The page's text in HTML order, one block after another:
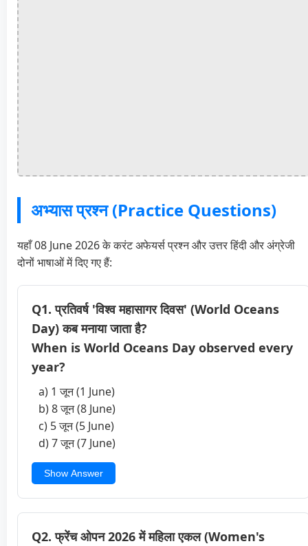
अभ्यास प्रश्न (Practice Questions)
यहाँ 08 June 2026 के करंट अफेयर्स प्रश्न और उत्तर हिंदी और अंग्रेजी
दोनों भाषाओं में दिए गए हैं:
Q1. प्रतिवर्ष 'विश्व महासागर दिवस' (World Oceans
Day) कब मनाया जाता है?
When is World Oceans Day observed every
year?
a) 1 जून (1 June)
b) 8 जून (8 June)
c) 5 जून (5 June)
d) 7 जून (7 June)
Show Answer
Q2. फ्रेंच ओपन 2026 में महिला एकल (Women's